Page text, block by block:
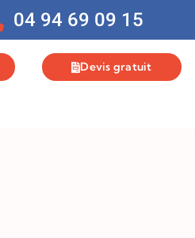
04 94 69 09 15
Devis gratuit